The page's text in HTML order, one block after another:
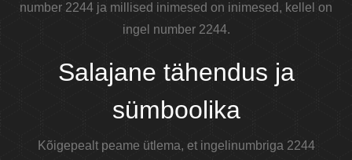
number 2244 ja millised inimesed on inimesed, kellel on
ingel number 2244.
Salajane tähendus ja
sümboolika
Kõigepealt peame ütlema, et ingelinumbriga 2244